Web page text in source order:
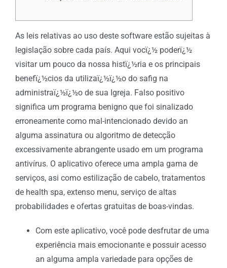
As leis relativas ao uso deste software estão sujeitas à
legislação sobre cada país. Aqui vocï¿½ poderï¿½
visitar um pouco da nossa histï¿½ria e os principais
benefï¿½cios da utilizaï¿½ï¿½o do safig na
administraï¿½ï¿½o de sua Igreja. Falso positivo
significa um programa benigno que foi sinalizado
erroneamente como mal-intencionado devido an
alguma assinatura ou algoritmo de detecção
excessivamente abrangente usado em um programa
antivírus. O aplicativo oferece uma ampla gama de
serviços, asi como estilização de cabelo, tratamentos
de health spa, extenso menu, serviço de altas
probabilidades e ofertas gratuitas de boas-vindas.
Com este aplicativo, você pode desfrutar de uma
experiência mais emocionante e possuir acesso
an alguma ampla variedade para opções de